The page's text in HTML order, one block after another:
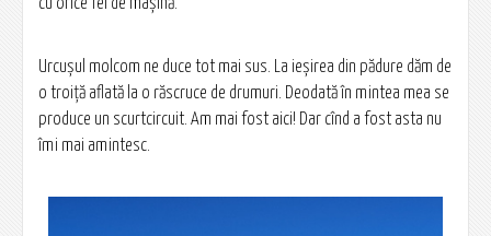
Urcușul molcom ne duce tot mai sus. La ieșirea din pădure dăm de
o troiță aflată la o răscruce de drumuri. Deodată în mintea mea se
produce un scurtcircuit. Am mai fost aici! Dar cînd a fost asta nu
îmi mai amintesc.